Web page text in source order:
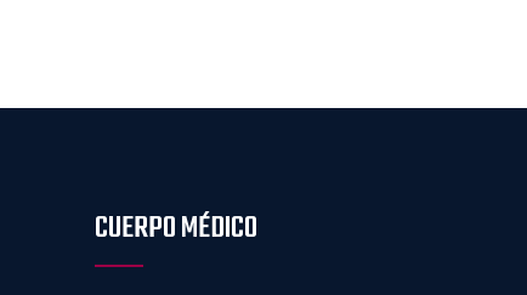
CUERPO MÉDICO